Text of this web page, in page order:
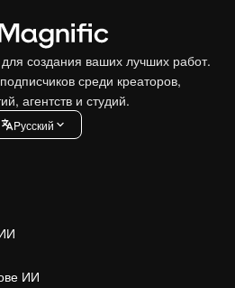
создания ваших лучших работ.
среди креаторов,
агентств и студий.
Pусский
ИИ